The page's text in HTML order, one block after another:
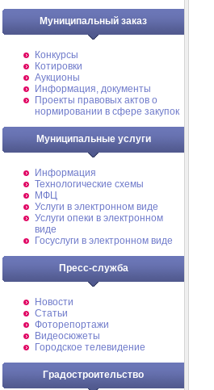
Муниципальный заказ
Конкурсы
Котировки
Аукционы
Информация, документы
Проекты правовых актов о
нормировании в сфере закупок
Муниципальные услуги
Информация
Технологические схемы
МФЦ
Услуги в электронном виде
Услуги опеки в электронном
виде
Госуслуги в электронном виде
Пресс-служба
Новости
Статьи
Фоторепортажи
Видеосюжеты
Городское телевидение
Градостроительство